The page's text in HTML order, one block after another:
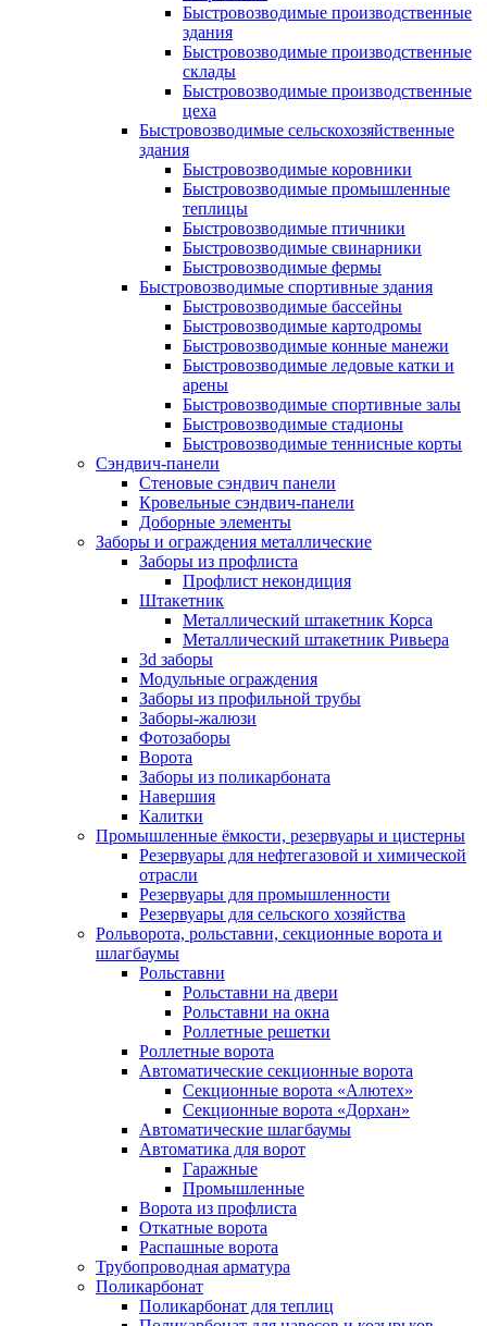
Быстровозводимые производственные
здания
Быстровозводимые производственные
склады
Быстровозводимые производственные
цеха
Быстровозводимые сельскохозяйственные
здания
Быстровозводимые коровники
Быстровозводимые промышленные
теплицы
Быстровозводимые птичники
Быстровозводимые свинарники
Быстровозводимые фермы
Быстровозводимые спортивные здания
Быстровозводимые бассейны
Быстровозводимые картодромы
Быстровозводимые конные манежи
Быстровозводимые ледовые катки и
арены
Быстровозводимые спортивные залы
Быстровозводимые стадионы
Быстровозводимые теннисные корты
Сэндвич-панели
Стеновые сэндвич панели
Кровельные сэндвич-панели
Доборные элементы
Заборы и ограждения металлические
Заборы из профлиста
Профлист некондиция
Штакетник
Металлический штакетник Корса
Металлический штакетник Ривьера
3d заборы
Модульные ограждения
Заборы из профильной трубы
Заборы-жалюзи
Фотозаборы
Ворота
Заборы из поликарбоната
Навершия
Калитки
Промышленные ёмкости, резервуары и цистерны
Резервуары для нефтегазовой и химической
отрасли
Резервуары для промышленности
Резервуары для сельского хозяйства
Рольворота, рольставни, секционные ворота и
шлагбаумы
Рольставни
Рольставни на двери
Рольставни на окна
Роллетные решетки
Роллетные ворота
Автоматические секционные ворота
Секционные ворота «Алютех»
Секционные ворота «Дорхан»
Автоматические шлагбаумы
Автоматика для ворот
Гаражные
Промышленные
Ворота из профлиста
Откатные ворота
Распашные ворота
Трубопроводная арматура
Поликарбонат
Поликарбонат для теплиц